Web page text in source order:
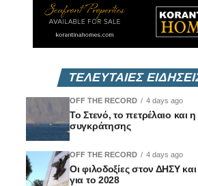
ΤΕΛΕΥΤΑΙΕΣ
OFF THE RECORD 4 days ago
Το Στενό, το πετρέλαιο και η
συγκράτησης
OFF THE RECORD 4 days ago
Οι φιλοδοξίες στον ΔΗΣΥ
για το 2028